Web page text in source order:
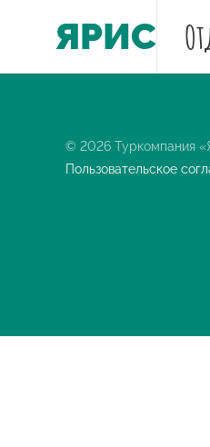
ЯРИС
© 2026 Туркомпания
Пользовательское